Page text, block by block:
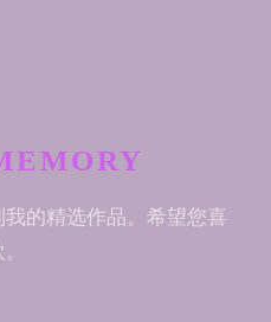
的精选作品。希望您喜